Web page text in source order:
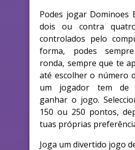
Podes jogar Dominoes
dois ou contra
controlados pelo
forma, podes
ronda, sempre que te
até escolher o número
um jogador tem de
ganhar o jogo.
150 ou 250 pontos,
tuas próprias
Joga um divertido jogo